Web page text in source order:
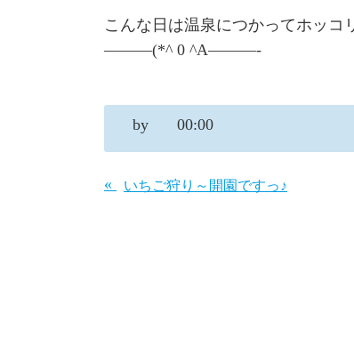
こんな日は温泉につかってホッコ
———(*^ 0 ^A———-
by 00:00
« いちご狩り～開園ですっ♪